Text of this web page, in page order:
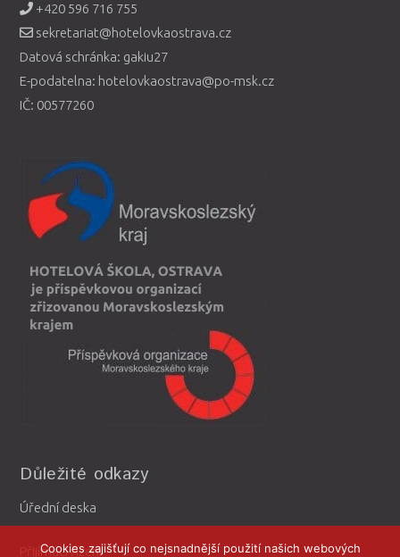
+420 596 716 755
sekretariat@hotelovkaostrava.cz
Datová schránka: gakiu27
E-podatelna: hotelovkaostrava@po-msk.cz
IČ: 00577260
Důležité odkazy
Úřední deska
Přijímací řízení
Cookies zajišťují co nejsnadnější použití našich webových